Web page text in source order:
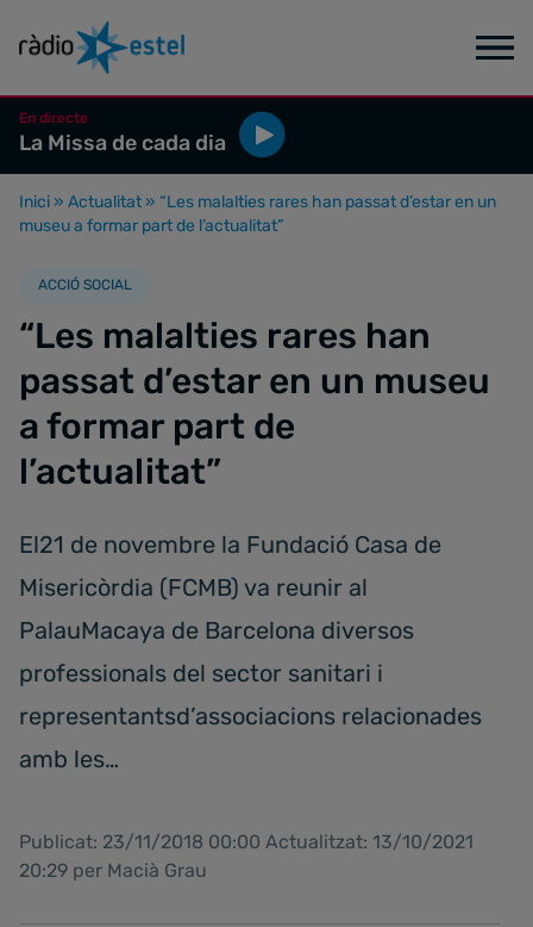
En directe
La Missa de cada dia
Inici » Actualitat » “Les malalties rares han passat d’estar en un
museu a formar part de l’actualitat”
ACCIÓ SOCIAL
“Les malalties rares han
passat d’estar en un museu
a formar part de
l’actualitat”
El21 de novembre la Fundació Casa de
Misericòrdia (FCMB) va reunir al
PalauMacaya de Barcelona diversos
professionals del sector sanitari i
representantsd’associacions relacionades
amb les…
Publicat: 23/11/2018 00:00 Actualitzat: 13/10/2021
20:29 per Macià Grau